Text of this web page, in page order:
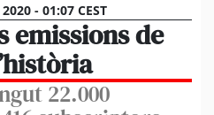
- 01:07 CEST
emissions de
22.000